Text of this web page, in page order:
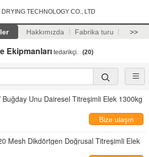
TECHNOLOGY CO., LTD
Hakkımızda Fabrika turu >>
Ekipmanları tedarikçi. (20)
Buğday Unu Dairesel Titreşimli Elek 1300kg
Bize ulaşın
Mesh Dikdörtgen Doğrusal Titreşimli Elek